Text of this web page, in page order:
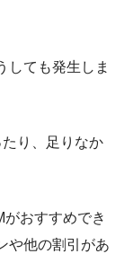
しても発生しま
り、足りなか
おすすめでき
や他の割引があ